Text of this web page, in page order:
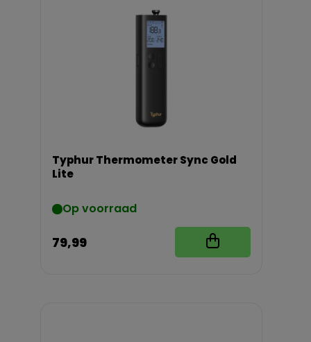
Typhur Thermometer Sync Gold
Lite
Op voorraad
79,99